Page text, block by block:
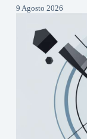
9 Agosto 2026